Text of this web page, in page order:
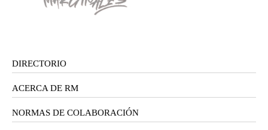
DIRECTORIO
ACERCA DE RM
NORMAS DE COLABORACIÓN